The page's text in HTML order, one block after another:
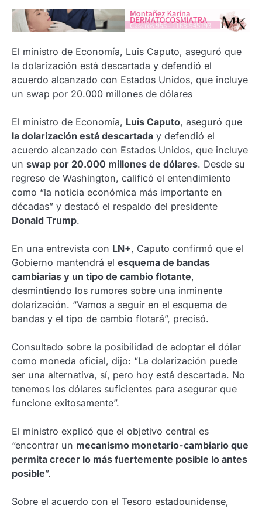
El ministro de Economía, Luis Caputo, aseguró que
la dolarización está descartada y defendió el
acuerdo alcanzado con Estados Unidos, que incluye
un swap por 20.000 millones de dólares
El ministro de Economía, Luis Caputo, aseguró que
la dolarización está descartada y defendió el
acuerdo alcanzado con Estados Unidos, que incluye
un swap por 20.000 millones de dólares. Desde su
regreso de Washington, calificó el entendimiento
como “la noticia económica más importante en
décadas” y destacó el respaldo del presidente
Donald Trump.
En una entrevista con LN+, Caputo confirmó que el
Gobierno mantendrá el esquema de bandas
cambiarias y un tipo de cambio flotante,
desmintiendo los rumores sobre una inminente
dolarización. “Vamos a seguir en el esquema de
bandas y el tipo de cambio flotará”, precisó.
Consultado sobre la posibilidad de adoptar el dólar
como moneda oficial, dijo: “La dolarización puede
ser una alternativa, sí, pero hoy está descartada. No
tenemos los dólares suficientes para asegurar que
funcione exitosamente”.
El ministro explicó que el objetivo central es
“encontrar un mecanismo monetario-cambiario que
permita crecer lo más fuertemente posible lo antes
posible”.
Sobre el acuerdo con el Tesoro estadounidense,